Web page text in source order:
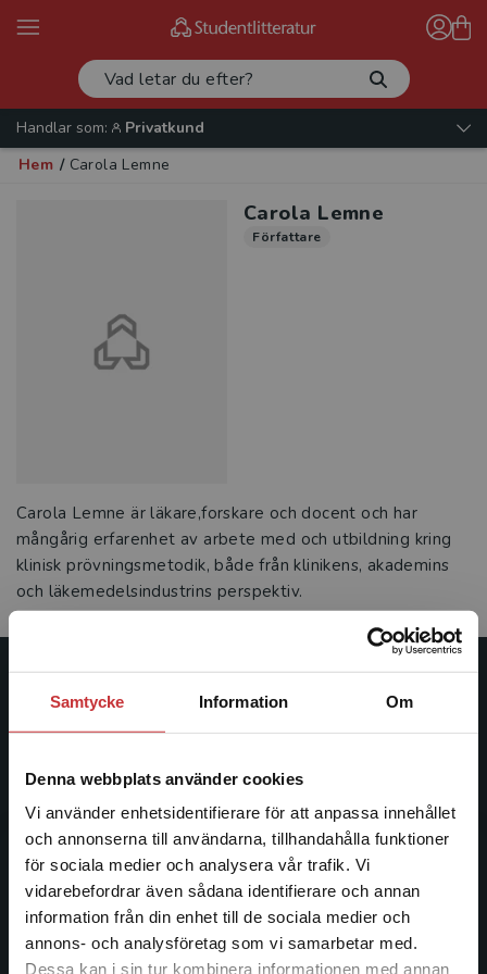
Samtycke Information Om
Denna webbplats använder cookies
Vi använder enhetsidentifierare för att anpassa innehållet
och annonserna till användarna, tillhandahålla funktioner
för sociala medier och analysera vår trafik. Vi
vidarebefordrar även sådana identifierare och annan
information från din enhet till de sociala medier och
annons- och analysföretag som vi samarbetar med.
Dessa kan i sin tur kombinera informationen med annan
Begränsad fraktregion
Handlar som:
Privatkund
Hem / Carola Lemne
Carola Lemne
Författare
Carola Lemne är läkare,forskare och docent och har
mångårig erfarenhet av arbete med och utbildning kring
klinisk prövningsmetodik, både från klinikens, akademins
och läkemedelsindustrins perspektiv.
Studentlitteratur
ledande utbildningsförlag. Med läromedel, kurslitteratur,
facklitteratur, utbildningar och digitala
informationstjänster i utbudet, finns Studentlitteratur med
längs hela kunskapsresan.
Kontakta oss
Kontakta oss